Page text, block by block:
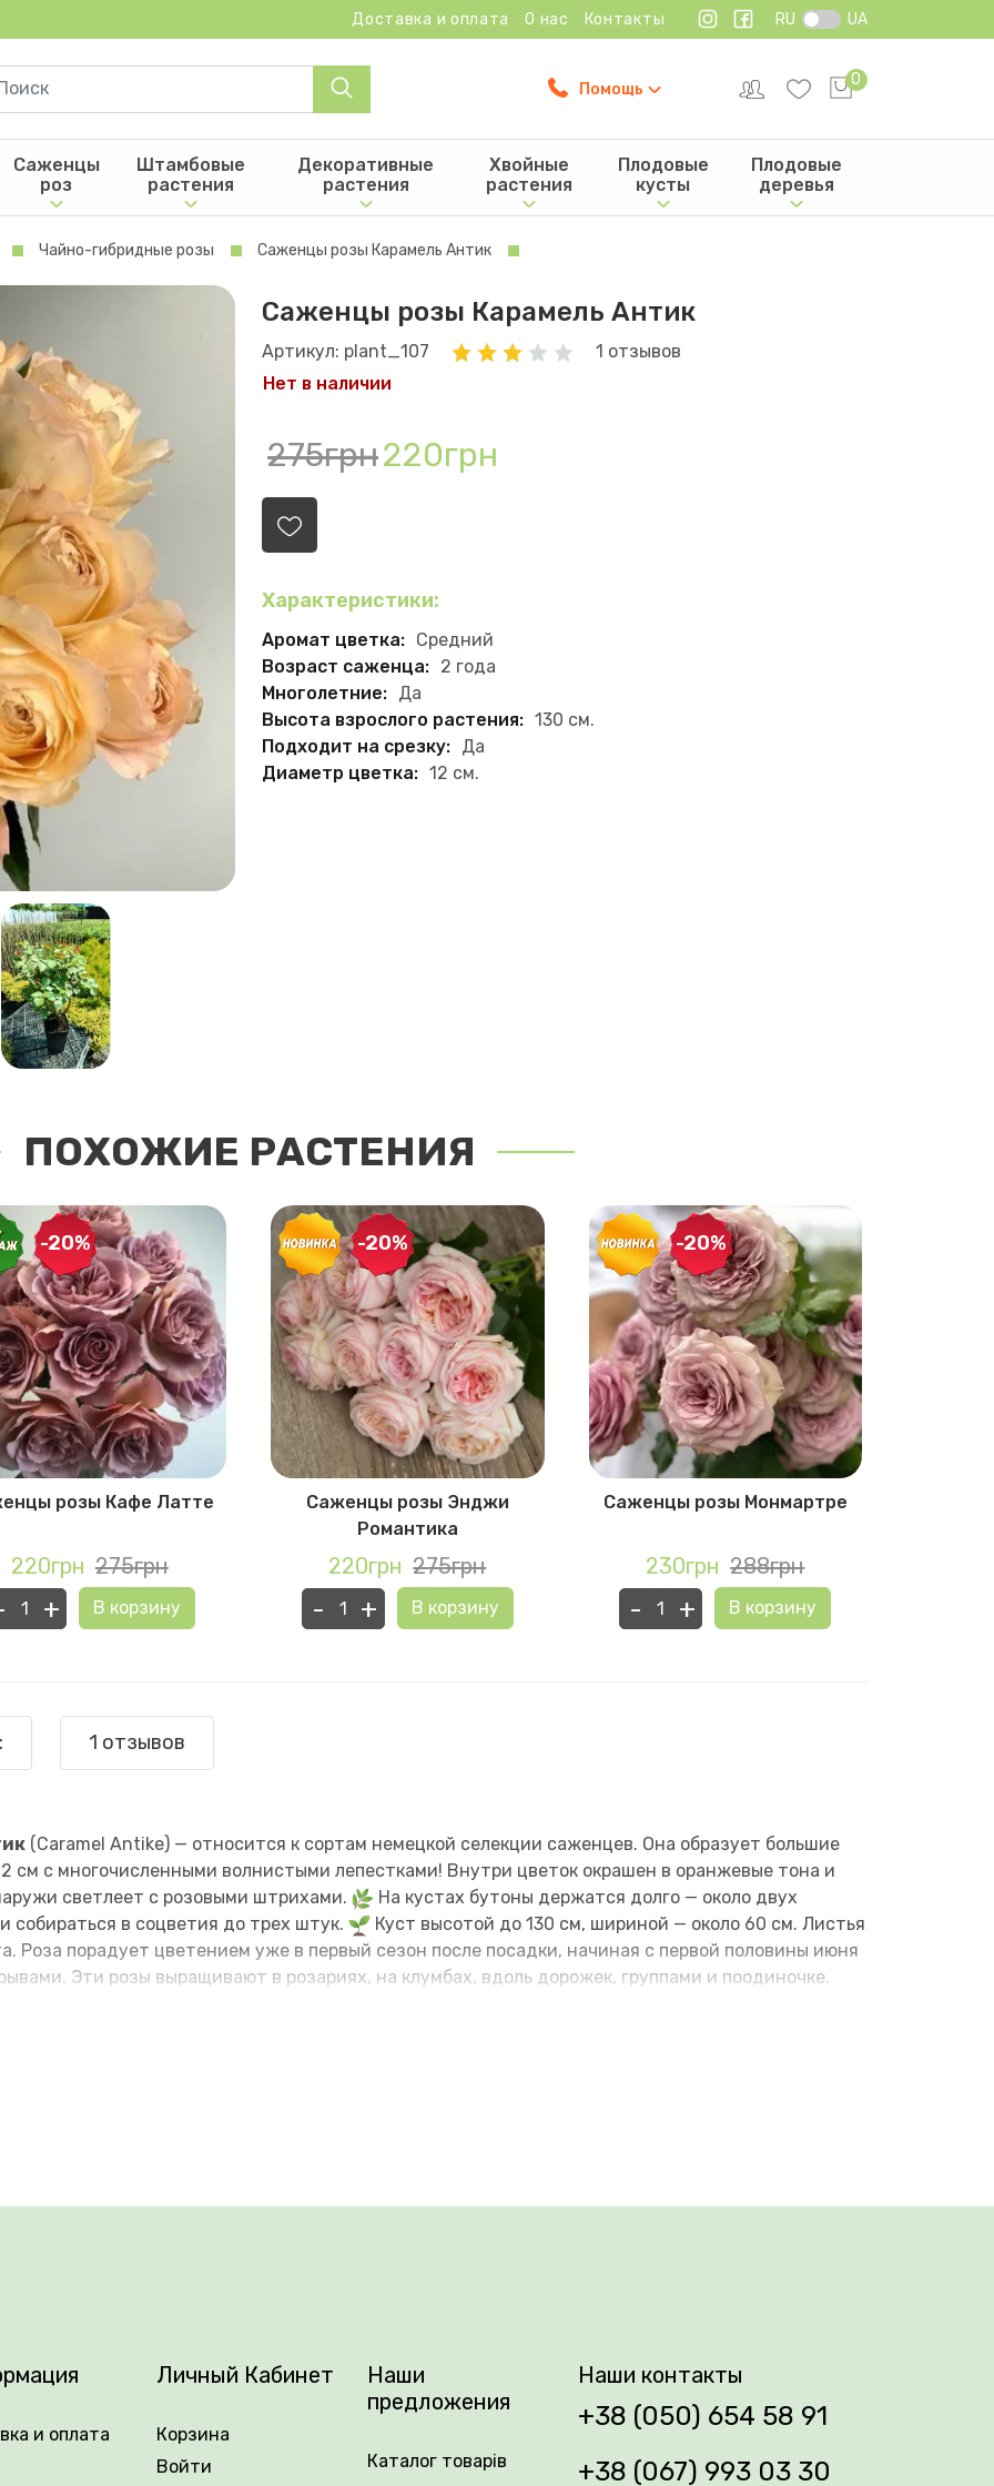
Доставка и оплата О нас Контакты RU UA
Помощь
0
Саженцы
роз
Штамбовые
растения
Декоративные
растения
Хвойные
растения
Плодовые
кусты
Плодовые
деревья
Чайно-гибридные розы Саженцы розы Карамель Антик
Саженцы розы Карамель Антик
Артикул: plant_107
1 отзывов
Нет в наличии
275грн220грн
Характеристики:
Аромат цветка: Средний
Возраст саженца: 2 года
Многолетние: Да
Высота взрослого растения: 130 см.
Подходит на срезку: Да
Диаметр цветка: 12 см.
ПОХОЖИЕ РАСТЕНИЯ
-20%
розы Кафе Латте
220грн 275грн
+ В корзину
-20%
Саженцы розы Энджи
Романтика
220грн 275грн
- + В корзину
-20%
Саженцы розы Монмартре
230грн 288грн
- + В корзину
1 отзывов
(Caramel Antike) — относится к сортам немецкой селекции саженцев. Она образует большие
с многочисленными волнистыми лепестками! Внутри цветок окрашен в оранжевые тона и
светлеет с розовыми штрихами.
На кустах бутоны держатся долго — около двух
в соцветия до трех штук.
Куст высотой до 130 см, шириной — около 60 см. Листья
Роза порадует цветением уже в первый сезон после посадки, начиная с первой половины июня
Эти розы выращивают в розариях, на клумбах, вдоль дорожек, группами и поодиночке.
и оплата
Личный Кабинет
Корзина
Войти
Наши
предложения
Каталог товарів
Наши контакты
+38 (050) 654 58 91
+38 (067) 993 03 30